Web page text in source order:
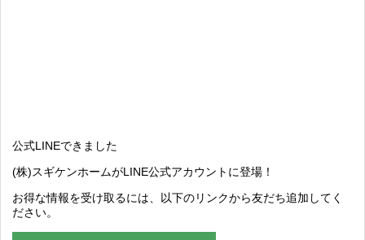
公式LINEできました
(株)スギケンホームがLINE公式アカウントに登場！
お得な情報を受け取るには、以下のリンクから友だち追加してく
ださい。